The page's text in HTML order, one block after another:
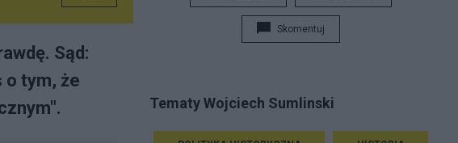
Sąd:
o tym, że
Skomentuj
Tematy Wojciech Sumlinski